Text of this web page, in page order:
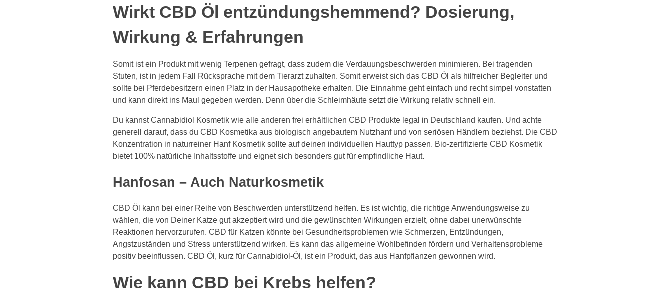
Wirkt CBD Öl entzündungshemmend? Dosierung,
Wirkung & Erfahrungen
Somit ist ein Produkt mit wenig Terpenen gefragt, dass zudem die Verdauungsbeschwerden minimieren. Bei tragenden
Stuten, ist in jedem Fall Rücksprache mit dem Tierarzt zuhalten. Somit erweist sich das CBD Öl als hilfreicher Begleiter und
sollte bei Pferdebesitzern einen Platz in der Hausapotheke erhalten. Die Einnahme geht einfach und recht simpel vonstatten
und kann direkt ins Maul gegeben werden. Denn über die Schleimhäute setzt die Wirkung relativ schnell ein.
Du kannst Cannabidiol Kosmetik wie alle anderen frei erhältlichen CBD Produkte legal in Deutschland kaufen. Und achte
generell darauf, dass du CBD Kosmetika aus biologisch angebautem Nutzhanf und von seriösen Händlern beziehst. Die CBD
Konzentration in naturreiner Hanf Kosmetik sollte auf deinen individuellen Hauttyp passen. Bio-zertifizierte CBD Kosmetik
bietet 100% natür­liche Inhalts­stoffe und eignet sich besonders gut für empfindliche Haut.
Hanfosan – Auch Naturkosmetik
CBD Öl kann bei einer Reihe von Beschwerden unterstützend helfen. Es ist wichtig, die richtige Anwendungsweise zu
wählen, die von Deiner Katze gut akzeptiert wird und die gewünschten Wirkungen erzielt, ohne dabei unerwünschte
Reaktionen hervorzurufen. CBD für Katzen könnte bei Gesundheitsproblemen wie Schmerzen, Entzündungen,
Angstzuständen und Stress unterstützend wirken. Es kann das allgemeine Wohlbefinden fördern und Verhaltensprobleme
positiv beeinflussen. CBD Öl, kurz für Cannabidiol-Öl, ist ein Produkt, das aus Hanfpflanzen gewonnen wird.
Wie kann CBD bei Krebs helfen?